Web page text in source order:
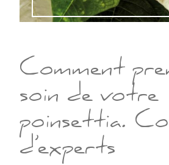
Comment
soin de votre
poinsettia.
d’experts